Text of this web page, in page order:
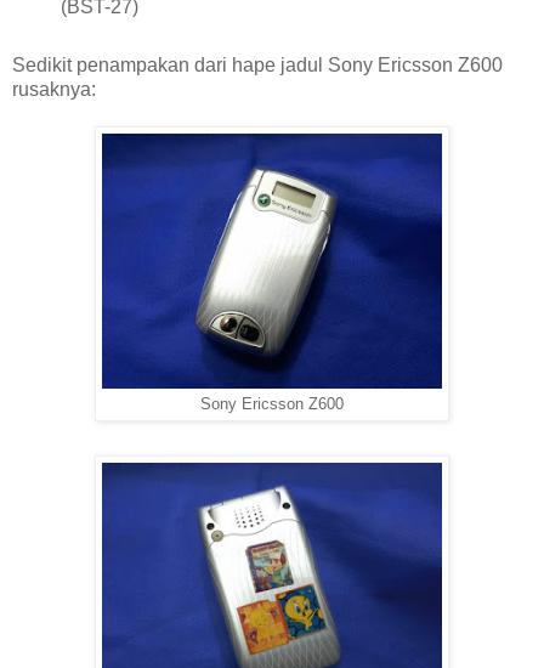
(BST-27)
Sedikit penampakan dari hape jadul Sony Ericsson Z600
rusaknya:
Sony Ericsson Z600